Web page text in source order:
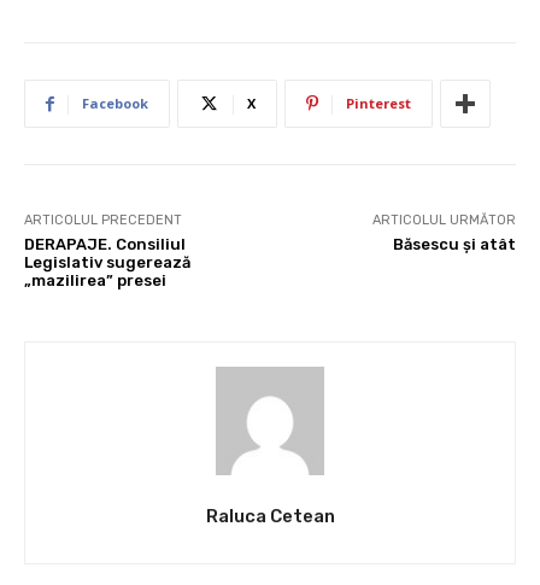
Facebook X Pinterest
ARTICOLUL PRECEDENT
DERAPAJE. Consiliul
Legislativ sugerează
„mazilirea” presei
ARTICOLUL URMĂTOR
Băsescu și atât
Raluca Cetean